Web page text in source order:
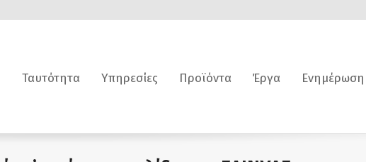
Ταυτότητα Υπηρεσίες Προϊόντα Έργα Ενημέρωση